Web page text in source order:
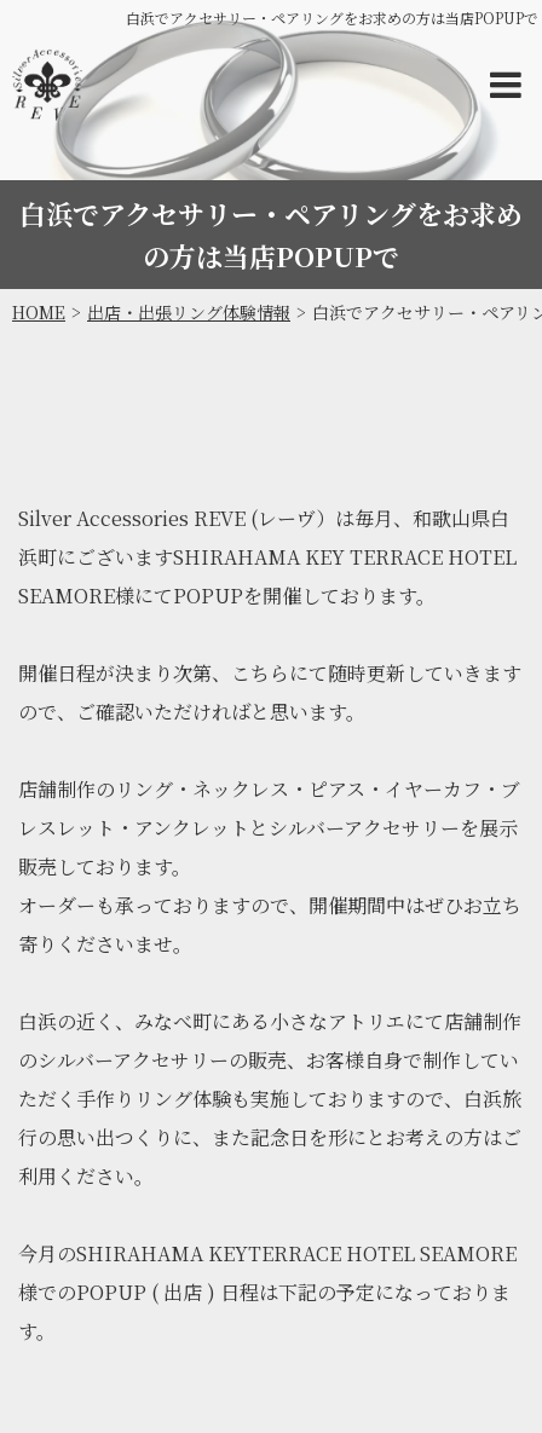
白浜でアクセサリー・ペアリングをお求めの方は当店POPUPで
白浜でアクセサリー・ペアリングをお求め
の方は当店POPUPで
HOME 出店・出張リング体験情報 白浜でアクセサリー・ペア
Silver Accessories REVE (レーヴ）は毎月、和歌山県白
浜町にございますSHIRAHAMA KEY TERRACE HOTEL
SEAMORE様にてPOPUPを開催しております。
開催日程が決まり次第、こちらにて随時更新していきます
ので、ご確認いただければと思います。
店舗制作のリング・ネックレス・ピアス・イヤーカフ・ブ
レスレット・アンクレットとシルバーアクセサリーを展示
販売しております。
オーダーも承っておりますので、開催期間中はぜひお立ち
寄りくださいませ。
白浜の近く、みなべ町にある小さなアトリエにて店舗制作
のシルバーアクセサリーの販売、お客様自身で制作してい
ただく手作りリング体験も実施しておりますので、白浜旅
行の思い出つくりに、また記念日を形にとお考えの方はご
利用ください。
今月のSHIRAHAMA KEYTERRACE HOTEL SEAMORE
様でのPOPUP ( 出店 ) 日程は下記の予定になっておりま
す。